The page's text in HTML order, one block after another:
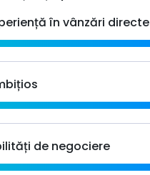
în vânzări directe
de negociere